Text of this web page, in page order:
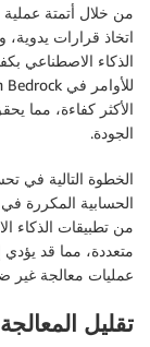
اتخاذ قرارات
الذكاء الاصطناعي
الأكثر كفاءة، مما
الجودة.
الخطوة التالية في
الحسابية المكررة
من تطبيقات الذكاء
متعددة، مما قد يؤدي
عمليات معالجة غير
تقليل